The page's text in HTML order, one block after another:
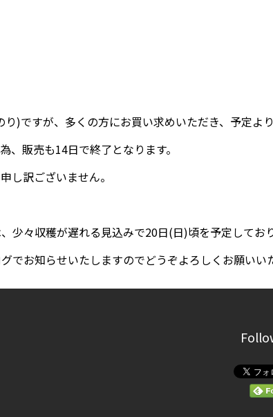
)ですが、多くの方にお買い求めいただき、予定
販売も14日で終了となります。
し訳ございません。
少々収穫が遅れる見込みで20日(日)頃を予定しており
でお知らせいたしますのでどうぞよろしくお願いい